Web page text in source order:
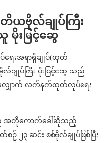
တိယဗိုလ်ချုပ်ကြီး
းမြင့်ဆွေ
ေးအရာရှိချုပ်(ထုတ်
ချုပ်ကြီး မိုးမြင့်ဆွေ သည်
ျှောက် လက်နက်ထုတ်လုပ်ရေး
အတိုကောက်ခေါ်ဆိုသည့်
၂၃ ဆင်း စစ်ဗိုလ်ချုပ်ဖြစ်ပြီး